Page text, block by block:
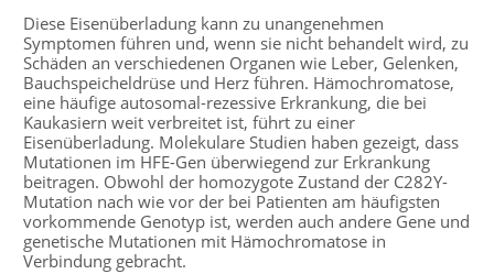
Diese Eisenüberladung kann zu unangenehmen
Symptomen führen und, wenn sie nicht behandelt wird, zu
Schäden an verschiedenen Organen wie Leber, Gelenken,
Bauchspeicheldrüse und Herz führen. Hämochromatose,
eine häufige autosomal-rezessive Erkrankung, die bei
Kaukasiern weit verbreitet ist, führt zu einer
Eisenüberladung. Molekulare Studien haben gezeigt, dass
Mutationen im HFE-Gen überwiegend zur Erkrankung
beitragen. Obwohl der homozygote Zustand der C282Y-
Mutation nach wie vor der bei Patienten am häufigsten
vorkommende Genotyp ist, werden auch andere Gene und
genetische Mutationen mit Hämochromatose in
Verbindung gebracht.